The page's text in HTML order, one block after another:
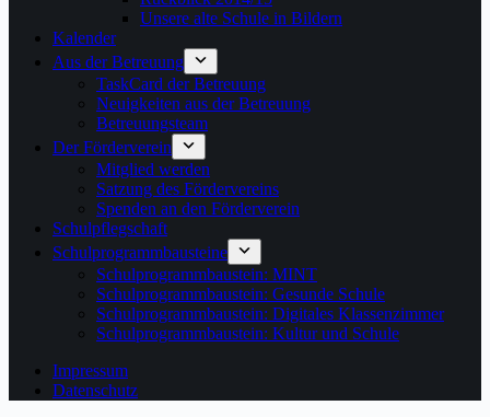
Unsere alte Schule in Bildern
Kalender
Aus der Betreuung
TaskCard der Betreuung
Neuigkeiten aus der Betreuung
Betreuungsteam
Der Förderverein
Mitglied werden
Satzung des Fördervereins
Spenden an den Förderverein
Schulpflegschaft
Schulprogrammbausteine
Schulprogrammbaustein: MINT
Schulprogrammbaustein: Gesunde Schule
Schulprogrammbaustein: Digitales Klassenzimmer
Schulprogrammbaustein: Kultur und Schule
Impressum
Datenschutz